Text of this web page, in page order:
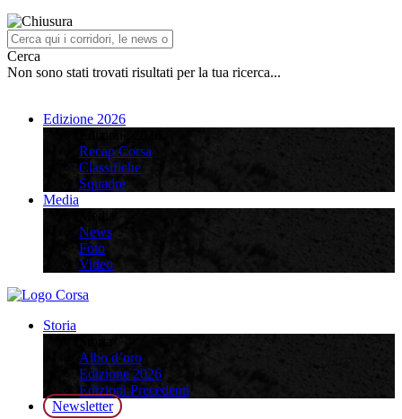
Cerca
Non sono stati trovati risultati per la tua ricerca...
Edizione 2026
Recap Corsa
Classifiche
Squadre
Media
News
Foto
Video
Storia
Albo d’oro
Edizione 2026
Edizioni Precedenti
Newsletter